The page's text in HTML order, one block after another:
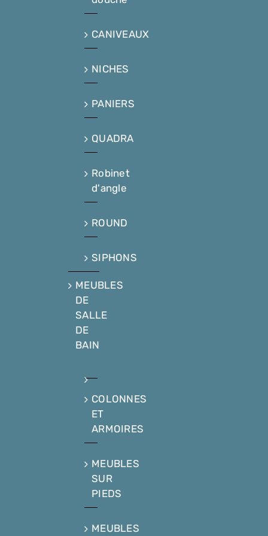
CANIVEAUX
NICHES
PANIERS
QUADRA
Robinet
d'angle
ROUND
SIPHONS
MEUBLES
DE
SALLE
DE
BAIN
COLONNES
ET
ARMOIRES
MEUBLES
SUR
PIEDS
MEUBLES